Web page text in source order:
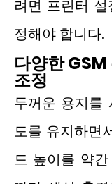
려면 프린터
정해야 합니다.
다양한
조정
두꺼운 용지를
도를 유지하면
드 높이를 약